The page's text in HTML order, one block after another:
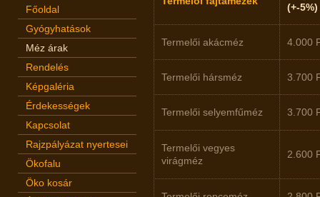
Főoldal
Gyógyhatások
Méz árak
Rendelés
Képgaléria
Érdekességek
Kapcsolat
Rajzpályázat nyertesei
Ökofalu
Öko kosár
(+-5%)
Termelői akácméz 4.000
Termelői hársméz 3.700
Termelői selyemfűméz 3.700
Termelői vegyes
virágméz
2.600